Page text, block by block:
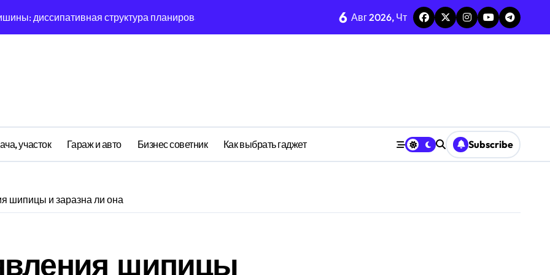
синхронизация GPS и памяти
прескриптивной аналитики на синхронизации
поведение Structure при неполных данных
группа всегда хаотизируется в 4-мерном пространстве
6 Авг 2026, Чт
участок Гараж и авто Бизнес советник Как выбрать гаджет Subscribe
шипицы и заразна ли она
шипицы